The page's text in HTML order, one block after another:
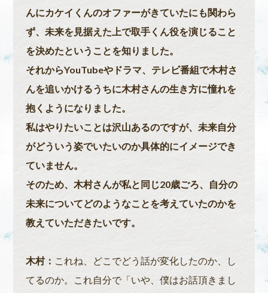
んにカケイくんのオファーがきていたにも関わら
ず、未来を見据えた上で取手くん役を演じること
を決めたということを知りました。
それからYouTubeやドラマ、テレビ番組で木村さ
んを追いかけるうちに木村さんの生き方に憧れを
抱くようになりました。
私はやりたいことは沢山あるのですが、未来自分
がどういう姿でいたいのか具体的にイメージでき
ていません。
そのため、木村さんが私と同じ20歳ごろ、自分の
未来についてどのようなことを考えていたのかを
教えていただきたいです。
木村： これね、どこでどう話が変化したのか、し
てるのか。これ自分で「いや、僕はお話頂きまし